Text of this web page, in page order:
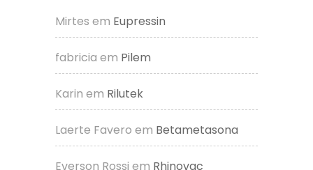
Mirtes em Eupressin
fabricia em Pilem
Karin em Rilutek
Laerte Favero em Betametasona
Everson Rossi em Rhinovac